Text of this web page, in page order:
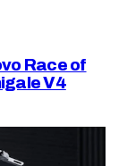
Race of
V4